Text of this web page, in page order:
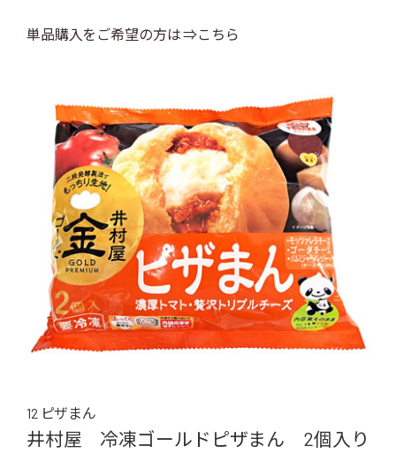
単品購入をご希望の方は ⇒こちら
12 ピザまん
井村屋 冷凍ゴールドピザまん 2個入り